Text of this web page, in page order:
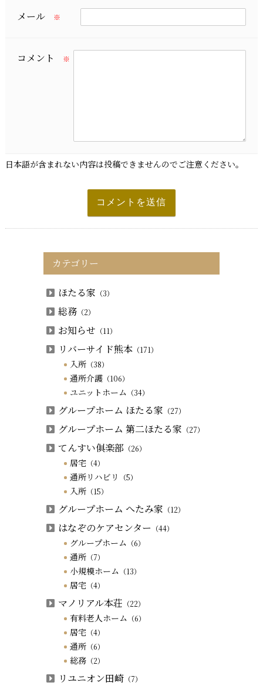
メール ※
コメント ※
日本語が含まれない内容は投稿できませんのでご注意ください。
カテゴリー
ほたる家 （3）
総務（2）
お知らせ （11）
リバーサイド熊本（171）
入所（38）
通所介護（106）
ユニットホーム （34）
グループホーム ほたる家 （27）
グループホーム 第二ほたる家 （27）
てんすい俱楽部 （26）
居宅（4）
通所リハビリ （5）
入所（15）
グループホーム へたみ家 （12）
はなぞのケアセンター （44）
グループホーム （6）
通所（7）
小規模ホーム （13）
居宅（4）
マノリアル本荘 （22）
有料老人ホーム （6）
居宅（4）
通所（6）
総務（2）
リユニオン田崎（7）